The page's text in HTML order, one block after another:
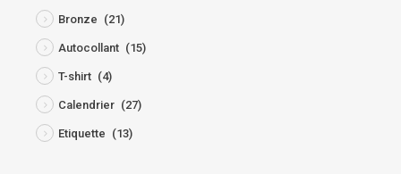
Bronze (21)
Autocollant (15)
T-shirt (4)
Calendrier (27)
Etiquette (13)